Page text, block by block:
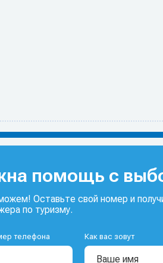
помощь с
Оставьте свой номер и
по туризму.
телефона Как вас зовут